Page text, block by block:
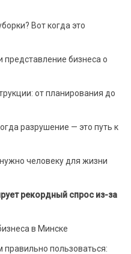
Вот когда это
бизнеса о
от планирования до
разрушение — это путь к
человеку для жизни
рекордный спрос из-за
в Минске
правильно пользоваться: